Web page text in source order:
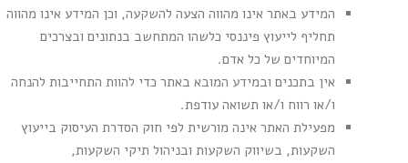
המידע באתר אינו מהווה הצעה להשקעה, וכן המידע אינו מהווה
תחליף לייעוץ פיננסי כלשהו המתחשב בנתונים ובצרכים
המיוחדים של כל אדם.
אין בתכנים ובמידע המובא באתר כדי להוות התחייבות להנחה
ו/או רווח ו/או תשואה עודפת.
מפעילת האתר אינה מורשית לפי חוק הסדרת העיסוק בייעוץ
השקעות, בשיווק השקעות ובניהול תיקי השקעות,